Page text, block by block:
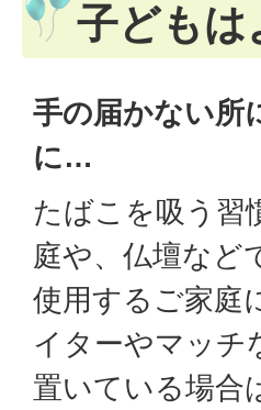
子どもは
手の届かない所
に…
たばこを吸う習
庭や、仏壇など
使用するご家庭
イターやマッチ
置いている場合